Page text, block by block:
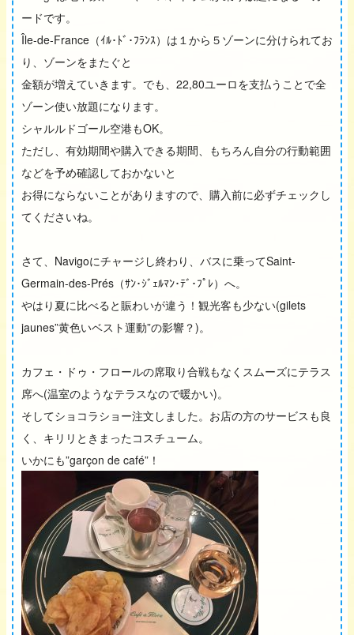
ードです。
Île-de-France（ｲﾙ･ﾄﾞ･ﾌﾗﾝｽ）は１から５ゾーンに分けられてお
り、ゾーンをまたぐと
金額が増えていきます。でも、22,80ユーロを支払うことで全
ゾーン使い放題になります。
シャルルドゴール空港もOK。
ただし、有効期間や購入できる期間、もちろん自分の行動範囲
などを予め確認しておかないと
お得にならないことがありますので、購入前に必ずチェックし
てくださいね。
さて、Navigoにチャージし終わり、バスに乗ってSaint-
Germain-des-Prés（ｻﾝ･ｼﾞｪﾙﾏﾝ･ﾃﾞ･ﾌﾟﾚ）へ。
やはり夏に比べると賑わいが違う！観光客も少ない(gilets
jaunes”黄色いベスト運動”の影響？)。
カフェ・ドゥ・フロールの席取り合戦もなくスムーズにテラス
席へ(温室のようなテラスなので暖かい)。
そしてショコラショー注文しました。お店の方のサービスも良
く、キリリときまったコスチューム。
いかにも”garçon de café”！